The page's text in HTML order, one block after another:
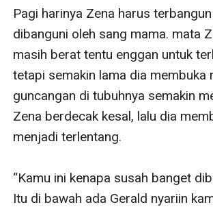
Pagi harinya Zena harus
dibanguni oleh sang mama. mata
masih berat tentu enggan untuk
tetapi semakin lama dia membuka
guncangan di tubuhnya semakin
Zena berdecak kesal, lalu dia
menjadi terlentang.
“Kamu ini kenapa susah banget
Itu di bawah ada Gerald nyariin